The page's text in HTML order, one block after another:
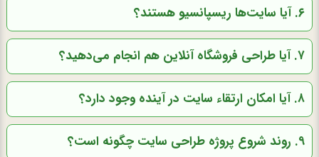
۶. آیا سایت‌ها ریسپانسیو هستند؟
۷. آیا طراحی فروشگاه آنلاین هم انجام می‌دهید؟
۸. آیا امکان ارتقاء سایت در آینده وجود دارد؟
۹. روند شروع پروژه طراحی سایت چگونه است؟